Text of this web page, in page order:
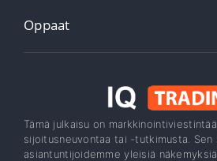
Oppaat
Tämä julkaisu on
sijoitusneuvontaa tai -tutkimusta. Sen
asiantuntijoidemme yleisiä